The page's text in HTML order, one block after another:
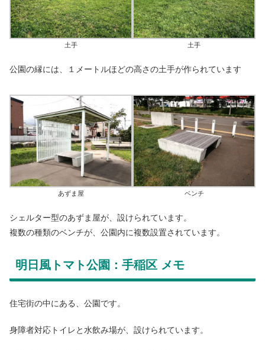
土手 土手
公園の縁には、１メートルほどの高さの土手が作られています
あずま屋 ベンチ
シェルター型のあずま屋が、設けられています。
複数の種類のベンチが、公園内に複数設置されています。
明日風トマト公園：手稲区 メモ
住宅街の中にある、公園です。
身障者対応トイレと水飲み場が、設けられています。